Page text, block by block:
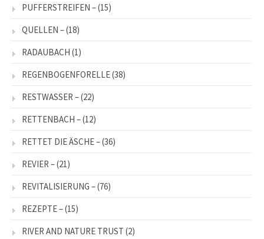
PUFFERSTREIFEN –(15)
QUELLEN –(18)
RADAUBACH (1)
REGENBOGENFORELLE(38)
RESTWASSER –(22)
RETTENBACH –(12)
RETTET DIE ÄSCHE –(36)
REVIER –(21)
REVITALISIERUNG –(76)
REZEPTE –(15)
RIVER AND NATURE TRUST (2)